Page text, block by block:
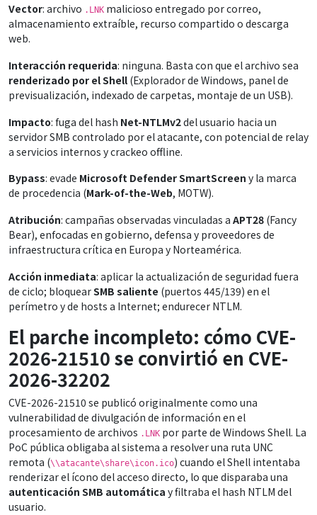
Vector: archivo .LNK malicioso entregado por correo,
almacenamiento extraíble, recurso compartido o descarga
web.
Interacción requerida: ninguna. Basta con que el archivo sea
renderizado por el Shell (Explorador de Windows, panel de
previsualización, indexado de carpetas, montaje de un USB).
Impacto: fuga del hash Net-NTLMv2del usuario hacia un
servidor SMB controlado por el atacante, con potencial de relay
a servicios internos y crackeo offline.
Bypass: evade Microsoft Defender SmartScreen y la marca
de procedencia (Mark-of-the-Web, MOTW).
Atribución: campañas observadas vinculadas a APT28 (Fancy
Bear), enfocadas en gobierno, defensa y proveedores de
infraestructura crítica en Europa y Norteamérica.
Acción inmediata: aplicar la actualización de seguridad fuera
de ciclo; bloquearSMB saliente (puertos 445/139) en el
perímetro y de hosts a Internet; endurecer NTLM.
El parche incompleto: cómo CVE-
2026-21510 se convirtió en CVE-
2026-32202
CVE-2026-21510 se publicó originalmente como una
vulnerabilidad de divulgación de información en el
procesamiento de archivos .LNK por parte de Windows Shell. La
PoC pública obligaba al sistema a resolver una ruta UNC
remota (\\atacante\share\icon.ico) cuando el Shell intentaba
renderizar el ícono del acceso directo, lo que disparaba una
autenticación SMB automática y filtraba el hash NTLM del
usuario.